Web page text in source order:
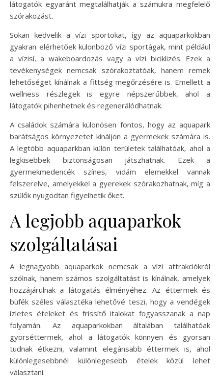
látogatók egyaránt megtalálhatják a számukra megfelelő
szórakozást.
Sokan kedvelik a vízi sportokat, így az aquaparkokban
gyakran elérhetőek különböző vízi sportágak, mint például
a vízisí, a wakeboardozás vagy a vízi biciklizés. Ezek a
tevékenységek nemcsak szórakoztatóak, hanem remek
lehetőséget kínálnak a fittség megőrzésére is. Emellett a
wellness részlegek is egyre népszerűbbek, ahol a
látogatók pihenhetnek és regenerálódhatnak.
A családok számára különösen fontos, hogy az aquapark
barátságos környezetet kínáljon a gyermekek számára is.
A legtöbb aquaparkban külön területek találhatóak, ahol a
legkisebbek biztonságosan játszhatnak. Ezek a
gyermekmedencék színes, vidám elemekkel vannak
felszerelve, amelyekkel a gyerekek szórakozhatnak, míg a
szülők nyugodtan figyelhetik őket.
A legjobb aquaparkok
szolgáltatásai
A legnagyobb aquaparkok nemcsak a vízi attrakciókról
szólnak, hanem számos szolgáltatást is kínálnak, amelyek
hozzájárulnak a látogatás élményéhez. Az éttermek és
büfék széles választéka lehetővé teszi, hogy a vendégek
ízletes ételeket és frissítő italokat fogyasszanak a nap
folyamán. Az aquaparkokban általában találhatóak
gyorséttermek, ahol a látogatók könnyen és gyorsan
tudnak étkezni, valamint elegánsabb éttermek is, ahol
különlegesebbnél különlegesebb ételek közül lehet
választani.